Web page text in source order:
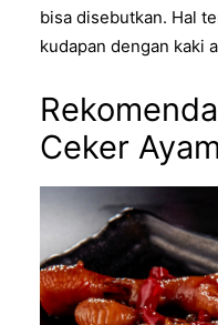
bisa disebutkan. Hal
kudapan dengan kaki
Ceker Ayam